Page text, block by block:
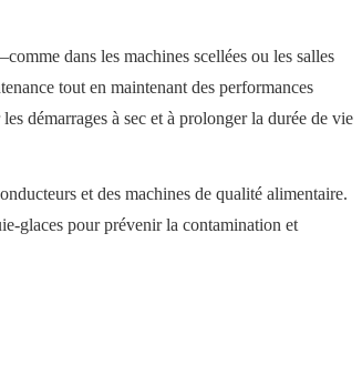
dans les machines scellées ou les salles
tout en maintenant des performances
démarrages à sec et à prolonger la durée de vie
et des machines de qualité alimentaire.
glaces pour prévenir la contamination et